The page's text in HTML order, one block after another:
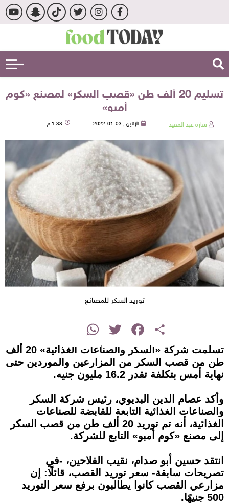
تسليم 20 ألف طن «قصب السكر» لمصنع «كوم
أمبو»
سارة عبد المفيد الإثنين , 03-01-2022 1:33 م
توريد السكر للمصانع
Share
Facebook
Twitter
WhatsApp
تسلمت شركة «السكر والصناعات الغذائية» 20 ألف
طن من قصب السكر من المزارعين والموردين حتى
نهاية أمس بتكلفة تقدر 16.2 مليون جنيه.
وأكد عصام الدين البديوي، رئيس شركة السكر
والصناعات الغذائية التابعة للقابضة للصناعات
الغذائية، أنه تم توريد 20 ألف طن من قصب السكر
إلى مصنع «كوم أمبو» التابع للشركة.
انتقد حسين أبو صدام، نقيب الفلاحين، -في
تصريحات سابقة- سعر توريد القصب، قائلًا: إن
مزارعي القصب كانوا يطالبون برفع سعر التوريد
500 جنيهًا.